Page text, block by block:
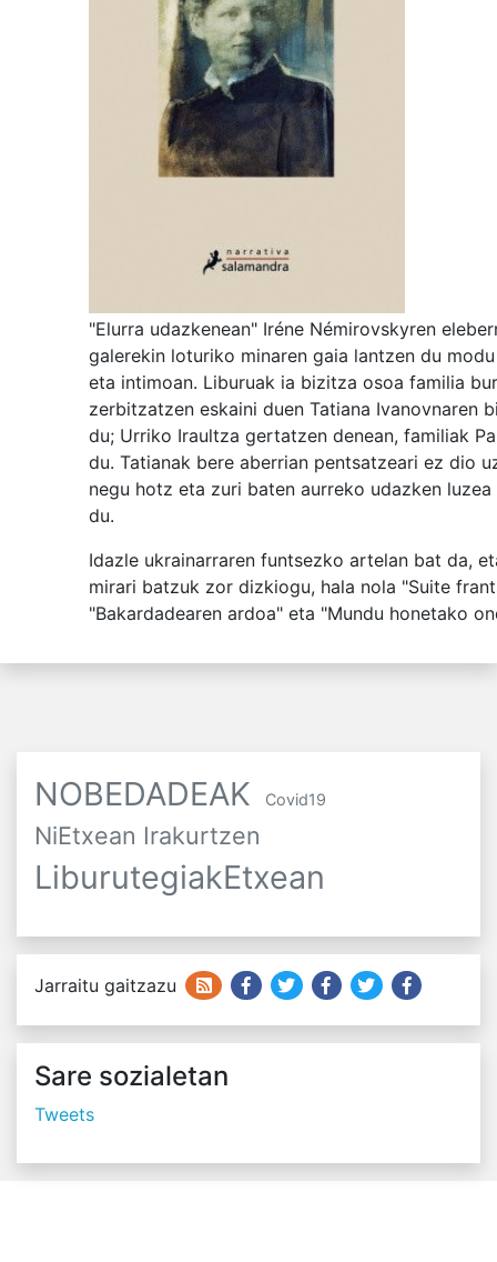
"Elurra udazkenean" Iréne Némirovskyren
galerekin loturiko minaren gaia lantzen du
eta intimoan. Liburuak ia bizitza osoa familia
zerbitzatzen eskaini duen Tatiana Ivanovnaren
du; Urriko Iraultza gertatzen denean, familiak
du. Tatianak bere aberrian pentsatzeari ez dio
negu hotz eta zuri baten aurreko udazken
du.
Idazle ukrainarraren funtsezko artelan bat da,
mirari batzuk zor dizkiogu, hala nola "Suite
"Bakardadearen ardoa" eta "Mundu honetako
NOBEDADEAK Covid19
NiEtxean Irakurtzen
LiburutegiakEtxean
Jarraitu gaitzazu
Sare sozialetan
Tweets